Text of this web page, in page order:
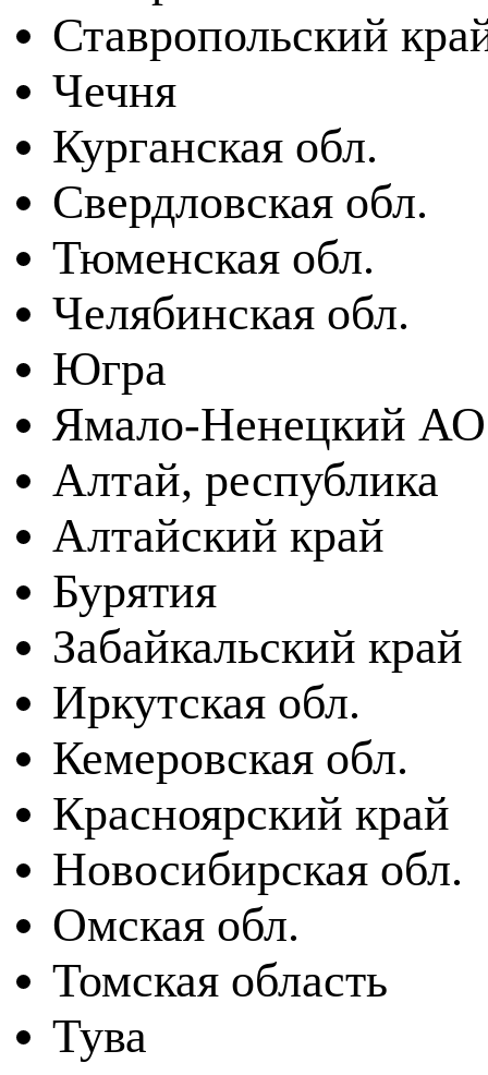
Ставропольский
Чечня
Курганская обл.
Свердловская обл.
Тюменская обл.
Челябинская обл.
Югра
Ямало-Ненецкий АО
Алтай, республика
Алтайский край
Бурятия
Забайкальский край
Иркутская обл.
Кемеровская обл.
Красноярский край
Новосибирская обл.
Омская обл.
Томская область
Тува